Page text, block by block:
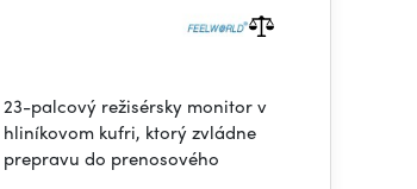
23-palcový režisérsky monitor v
hliníkovom kufri, ktorý zvládne
prepravu do prenosového